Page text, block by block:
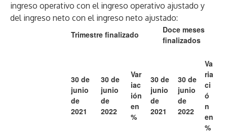
ingreso operativo con el ingreso operativo ajustado y
del ingreso neto con el ingreso neto ajustado:
Trimestre finalizado
Doce meses
finalizados
30 de
junio
de
2021
30 de
junio
de
2022
Var
iac
ión
en
%
30 de
junio
de
2021
30 de
junio
de
2022
Va
ria
ci
ó
n
en
%